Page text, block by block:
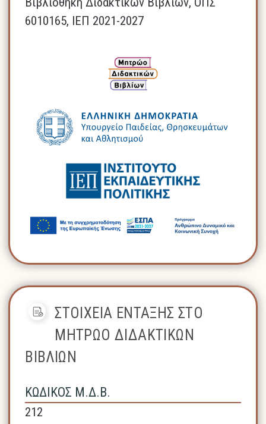
6010165, ΙΕΠ 2021-2027
ΣΤΟΙΧΕΙΑ ΕΝΤΑΞΗΣ ΣΤΟ
ΜΗΤΡΩΟ ΔΙΔΑΚΤΙΚΩΝ
ΒΙΒΛΙΩΝ
ΚΩΔΙΚΟΣ Μ.Δ.Β.
212